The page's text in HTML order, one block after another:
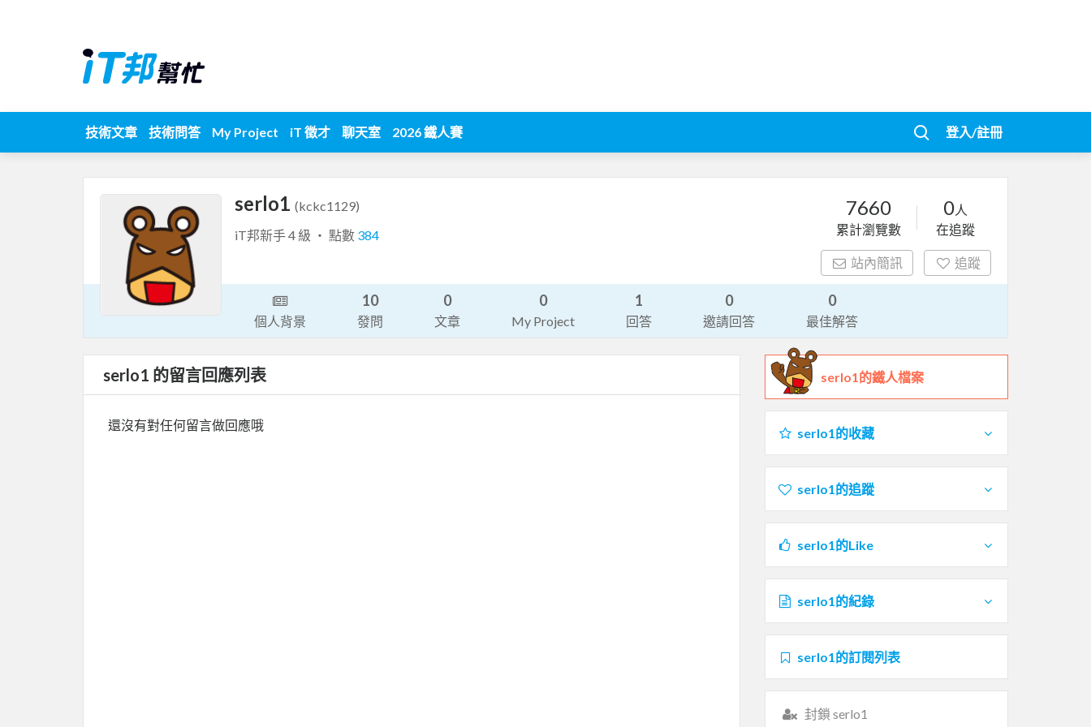
技術文章 技術問答 My Project iT 徵才 聊天室 2026 鐵人賽 登入/註冊
serlo1 (kckc1129)
iT邦新手 4 級 ‧ 點數 384
7660
累計瀏覽數
0人
在追蹤
站內簡訊 追蹤
個人背景
10
發問
0
文章
0
My Project
1
回答
0
邀請回答
0
最佳解答
serlo1 的留言回應列表
還沒有對任何留言做回應哦
serlo1的鐵人檔案
serlo1的收藏
serlo1的追蹤
serlo1的Like
serlo1的紀錄
serlo1的訂閱列表
封鎖 serlo1